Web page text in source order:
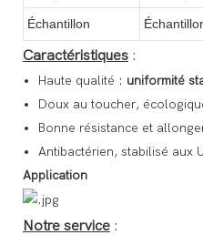
Échantillon
Caractéristiques :
Haute qualité : uniformité
Doux au toucher,
Bonne résistance et
Antibactérien, stabilisé aux
Application
Notre service :